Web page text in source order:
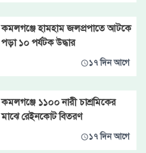
কমলগঞ্জে হামহাম জলপ্রপাতে আটকে
পড়া ১০ পর্যটক উদ্ধার
১৭ দিন আগে
কমলগঞ্জে ১১০০ নারী চাশ্রমিকের
মাঝে রেইনকোট বিতরণ
১৭ দিন আগে